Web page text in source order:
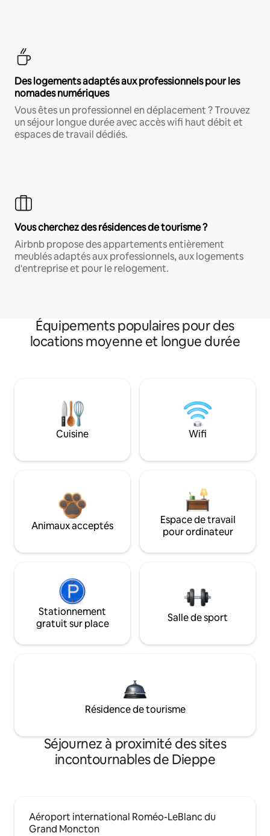
Des logements adaptés aux professionnels pour les
nomades numériques
Vous êtes un professionnel en déplacement ? Trouvez
un séjour longue durée avec accès wifi haut débit et
espaces de travail dédiés.
Vous cherchez des résidences de tourisme ?
Airbnb propose des appartements entièrement
meublés adaptés aux professionnels, aux logements
d'entreprise et pour le relogement.
Équipements populaires pour des
locations moyenne et longue durée
Cuisine Wifi
Animaux acceptés
Espace de travail
pour ordinateur
Stationnement
gratuit sur place
Salle de sport
Résidence de tourisme
Séjournez à proximité des sites
incontournables de Dieppe
Aéroport international Roméo-LeBlanc du
Grand Moncton